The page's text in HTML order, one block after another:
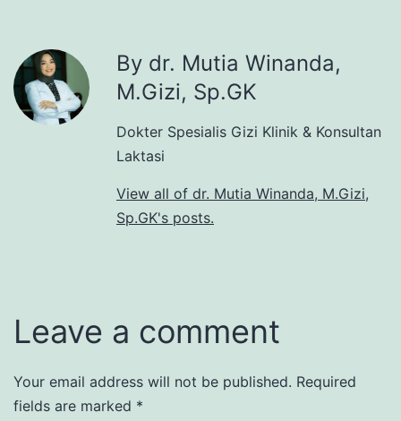
By dr. Mutia Winanda,
M.Gizi, Sp.GK
Dokter Spesialis Gizi Klinik & Konsultan
Laktasi
View all of dr. Mutia Winanda, M.Gizi,
Sp.GK's posts.
Leave a comment
Your email address will not be published. Required
fields are marked *